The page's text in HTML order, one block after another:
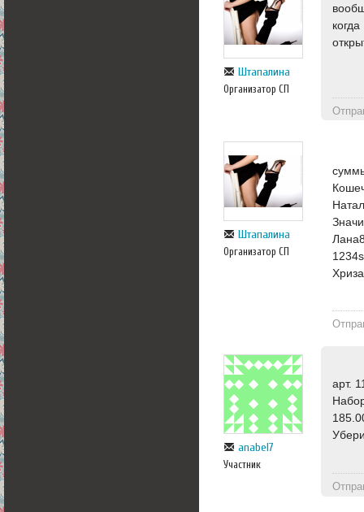
Штапалина
Организатор СП
Штапалина
Организатор СП
anabel7
Участник
арт.